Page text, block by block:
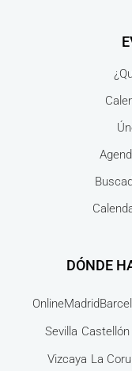
DÓNDE
OnlineMadrid
Sevilla Castellón
Vizcaya La